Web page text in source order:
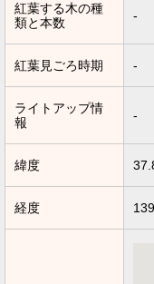
紅葉する木の種
類と本数
-
紅葉見ごろ時期 -
ライトアップ情
報
-
緯度
経度